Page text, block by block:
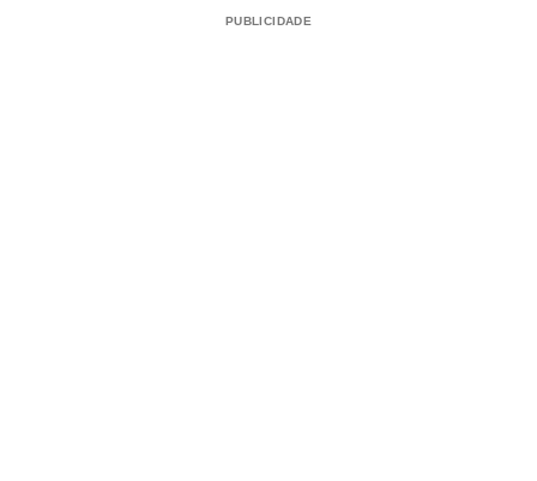
PUBLICIDADE